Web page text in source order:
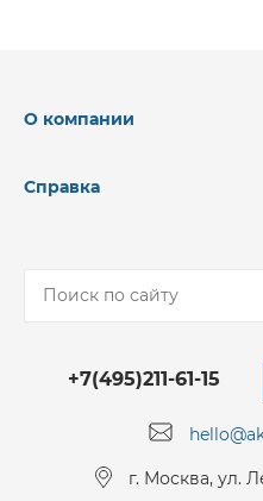
О компании
Справка
+7(495)211-61-15
г. Москва, ул.